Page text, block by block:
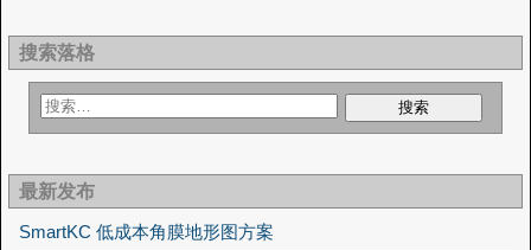
搜索落格
最新发布
SmartKC 低成本角膜地形图方案